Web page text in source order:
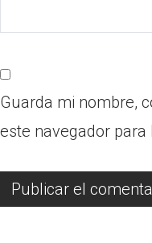
Guarda mi nombre,
este navegador